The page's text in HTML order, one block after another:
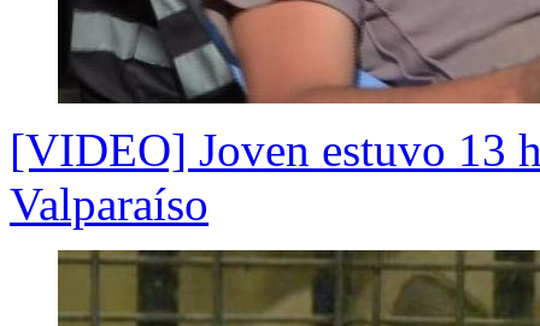
[VIDEO] Joven estuvo 13
Valparaíso